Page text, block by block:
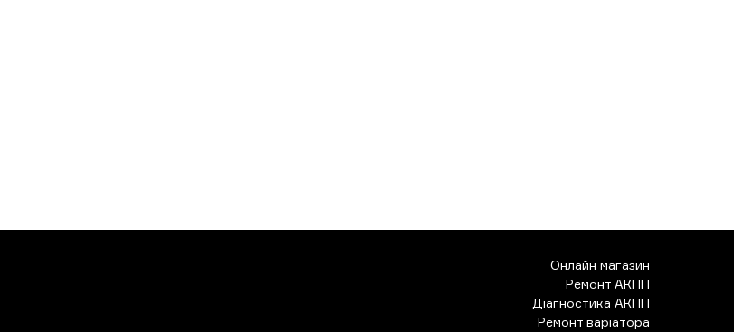
Онлайн магазин
Ремонт АКПП
Діагностика АКПП
Ремонт варіатора